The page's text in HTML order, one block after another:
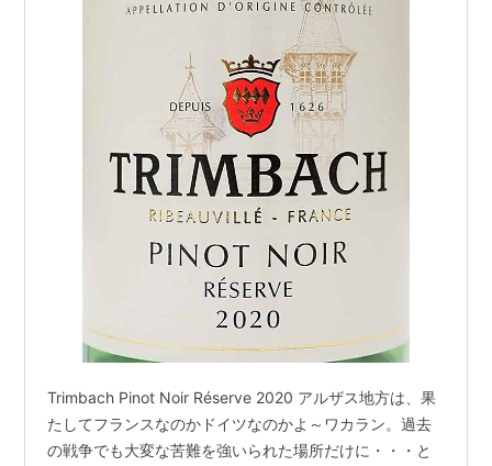
Trimbach Pinot Noir Réserve 2020 アルザス地方は、果
たしてフランスなのかドイツなのかよ～ワカラン。過去
の戦争でも大変な苦難を強いられた場所だけに・・・と